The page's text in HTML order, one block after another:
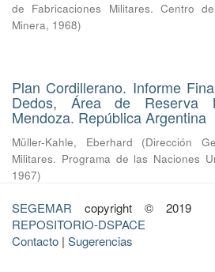
de Fabricaciones Militares. Centro
Minera, 1968)
Plan Cordillerano. Informe
Dedos, Área de Reserva
Mendoza. República Argentina
Müller-Kahle, Eberhard (Dirección
Militares. Programa de las Naciones
1967)
SEGEMAR copyright © 2019
REPOSITORIO-DSPACE
Contacto | Sugerencias